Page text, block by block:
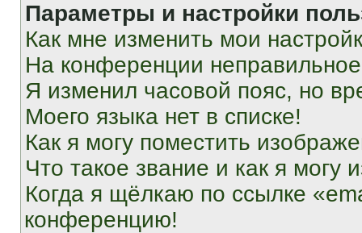
Параметры и настройки
Как мне изменить мои
На конференции
Я изменил часовой пояс, но
Моего языка нет в списке!
Как я могу поместить
Что такое звание и как я могу
Когда я щёлкаю по ссылке
конференцию!